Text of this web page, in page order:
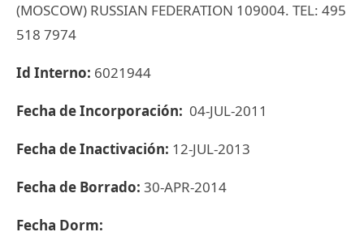
(MOSCOW) RUSSIAN FEDERATION 109004. TEL: 495
518 7974
Id Interno: 6021944
Fecha de Incorporación: 04-JUL-2011
Fecha de Inactivación: 12-JUL-2013
Fecha de Borrado: 30-APR-2014
Fecha Dorm: